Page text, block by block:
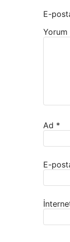
E-
Yorum
Ad *
E-